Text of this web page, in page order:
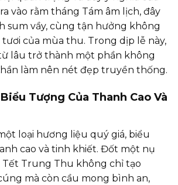
vào rằm tháng Tám âm lịch, đây
sum vầy, cùng tận hưởng không
tươi của mùa thu. Trong dịp lễ này,
lâu trở thành một phần không
làm nên nét đẹp truyền thống.
Tượng Của Thanh Cao Và
loại hương liệu quý giá, biểu
cao và tinh khiết. Đốt một nụ
Trung Thu không chỉ tạo
mà còn cầu mong bình an,